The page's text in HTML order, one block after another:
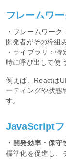
フレームワ
・フレームワー
開発者がその枠組
・ライブラリ：
時に呼び出して使う
例えば、Reactは
ーティングや状態
す。
JavaScriptフ
・開発効率・保守
標準化を促進し、